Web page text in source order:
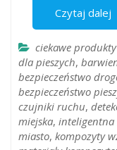
Czytaj dalej
ciekawe
dla pieszych,
bezpieczeństwo
bezpieczeństwo
czujniki ruchu,
miejska,
miasto, kompozyty